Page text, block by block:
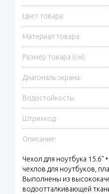
Цвет товара:
Материал товара:
Размер товара (см):
Диагональ экрана:
Водостойкость:
Штрихкод:
Описание:
Чехол для ноутбука 15.6"
чехлов для ноутбуков,
Выполнены из
водоотталкивающей